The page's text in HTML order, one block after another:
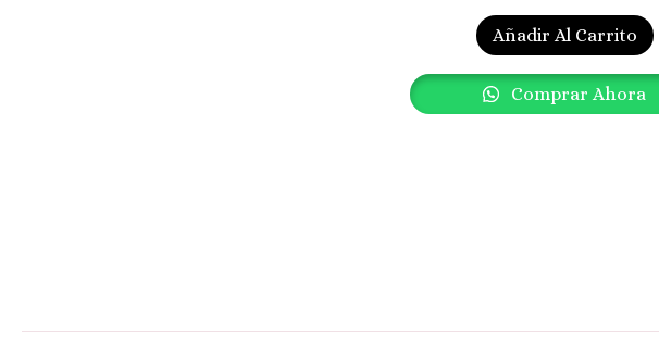
Añadir Al Carrito
Comprar Ahora